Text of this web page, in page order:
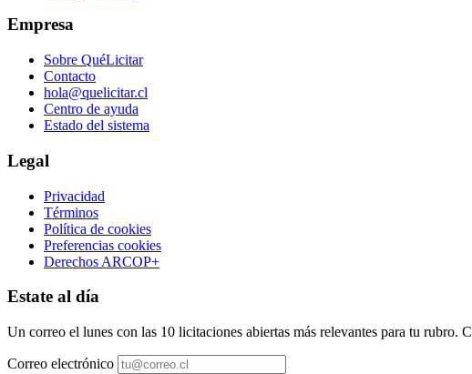
Empresa
Sobre QuéLicitar
Contacto
hola@quelicitar.cl
Centro de ayuda
Estado del sistema
Legal
Privacidad
Términos
Política de cookies
Preferencias cookies
Derechos ARCOP+
Estate al día
Un correo el lunes con las 10 licitaciones abiertas más relevantes para tu rubro.
Correo electrónico